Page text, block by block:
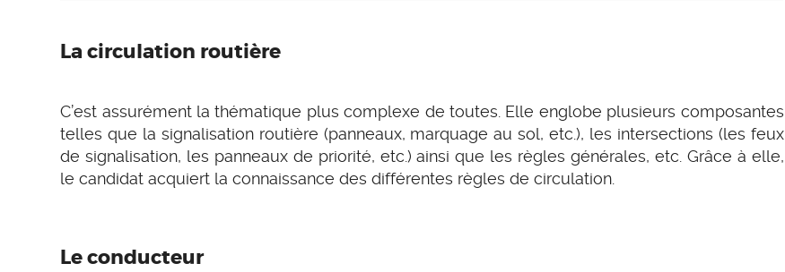
La circulation routière
C’est assurément la thématique plus complexe de toutes. Elle englobe plusieurs composantes
telles que la signalisation routière (panneaux, marquage au sol, etc.), les intersections (les feux
de signalisation, les panneaux de priorité, etc.) ainsi que les règles générales, etc. Grâce à elle,
le candidat acquiert la connaissance des différentes règles de circulation.
Le conducteur